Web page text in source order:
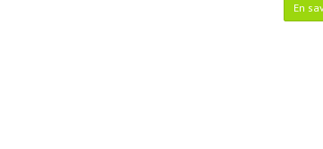
En